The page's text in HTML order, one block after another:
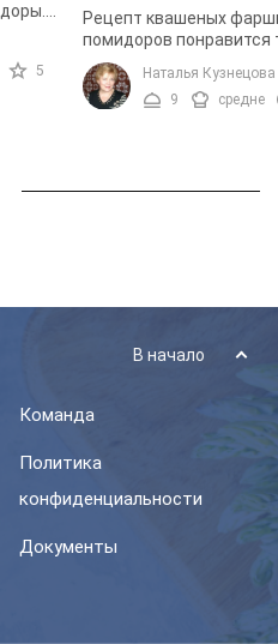
5
Рецепт квашеных
помидоров понравится
которым надоело
которые хотят
у себя на кухне и ...
Наталья Кузнецова
9
средне
В начало
Команда
Политика
конфиденциальности
Документы